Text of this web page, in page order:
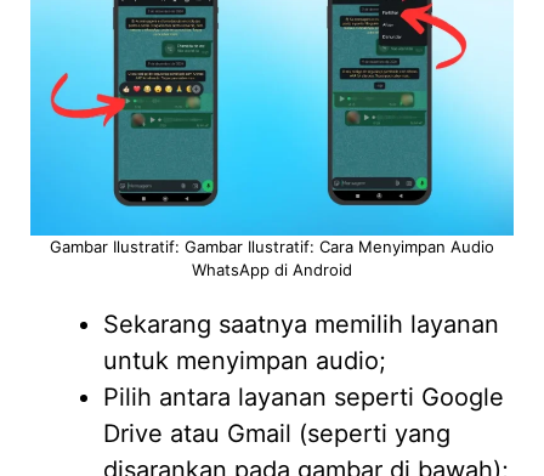
Gambar Ilustratif: Gambar Ilustratif: Cara Menyimpan Audio
WhatsApp di Android
Sekarang saatnya memilih layanan
untuk menyimpan audio;
Pilih antara layanan seperti Google
Drive atau Gmail (seperti yang
disarankan pada gambar di bawah);